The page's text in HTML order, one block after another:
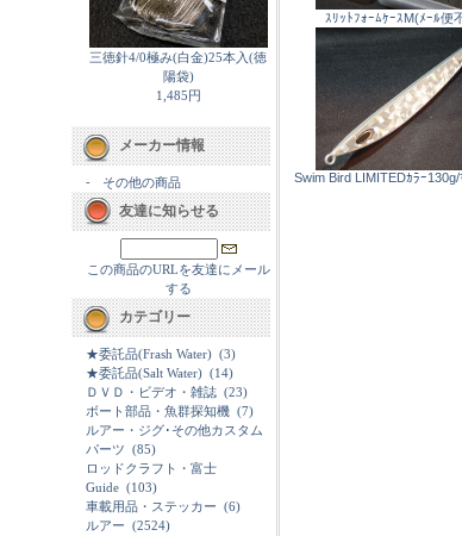
三徳針4/0極み(白金)25本入(徳
陽袋)
1,485円
メーカー情報
- その他の商品
友達に知らせる
この商品のURLを友達にメール
する
カテゴリー
★委託品(Frash Water) (3)
★委託品(Salt Water) (14)
ＤＶＤ・ビデオ・雑誌 (23)
ボート部品・魚群探知機 (7)
ルアー・ジグ･その他カスタム
パーツ (85)
ロッドクラフト・富士
Guide (103)
車載用品・ステッカー (6)
ルアー (2524)
ｽﾘｯﾄﾌｫｰﾑｹｰｽM(ﾒｰﾙ便
Swim Bird LIMITEDｶﾗｰ130g/